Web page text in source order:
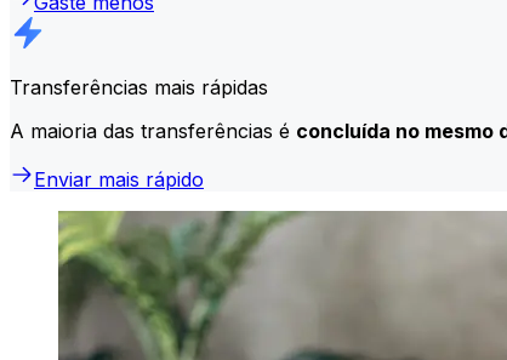
Transferências mais rápidas
A maioria das transferências é concluída no mesmo
Enviar mais rápido